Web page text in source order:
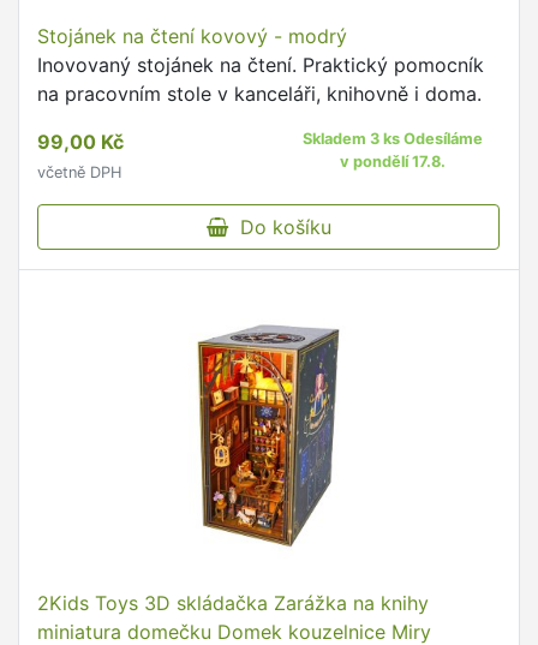
Stojánek na čtení kovový - modrý
Inovovaný stojánek na čtení. Praktický pomocník
na pracovním stole v kanceláři, knihovně i doma.
99,00 Kč
včetně DPH
Skladem 3 ks Odesíláme
v pondělí 17.8.
Do košíku
2Kids Toys 3D skládačka Zarážka na knihy
miniatura domečku Domek kouzelnice Miry